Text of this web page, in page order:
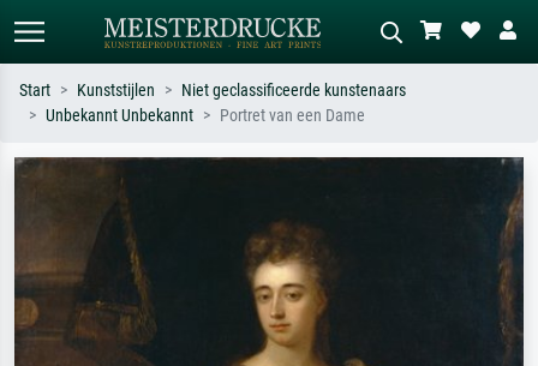
Zoek op kunstenaar, titel of stijl – bijv.
Monet, Sterrennacht, impressionisme,
weide, abstract met veel rood, donker
olieverfschilderij, staand naakt naast
Start Kunststijlen
Niet geclassificeerde kunstenaars
Unbekannt Unbekannt
Portret van een Dame